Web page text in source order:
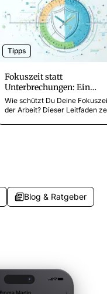
Tipps
Fokuszeit statt
Unterbrechungen: Ein
Leitfaden für mehr
Produktivität und Deep
Wie schützt Du Deine
der Arbeit? Dieser Leitfaden
Blog & Ratgeber